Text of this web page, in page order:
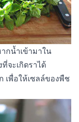
กน้ำเข้ามาใน
จะเกิดราได้
เพื่อให้เซลล์ของพืช